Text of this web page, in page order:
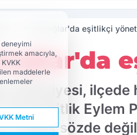
Karabağlar'da eşitlikçi
Belediyesi, ilçede
Eşitlik Eylem
'Eşitlik sözde
deneyimi
amacıyla,
maddelerle
Metni